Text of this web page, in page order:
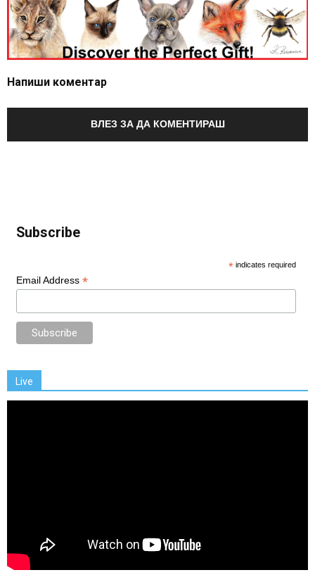
Напиши коментар
ВЛЕЗ ЗА ДА КОМЕНТИРАШ
Subscribe
* indicates required
Email Address *
Live